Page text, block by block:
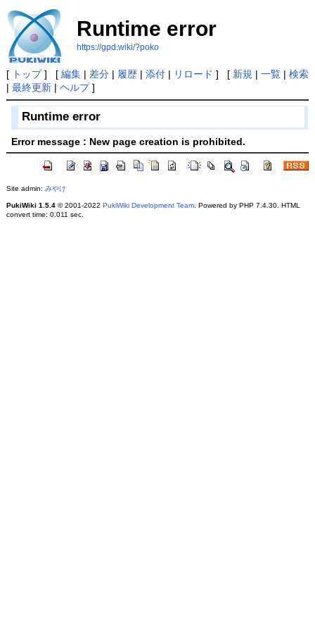
Runtime error
https://gpd.wiki/?poko
[ トップ] [ 編集| 差分| 履歴| 添付| リロード ] [ 新規 | 一覧| 検索
| 最終更新| ヘルプ]
Runtime error
Error message : New page creation is prohibited.
Site admin: みやけ
PukiWiki 1.5.4© 2001-2022 PukiWiki Development Team. Powered by PHP 7.4.30. HTML
convert time: 0.011 sec.